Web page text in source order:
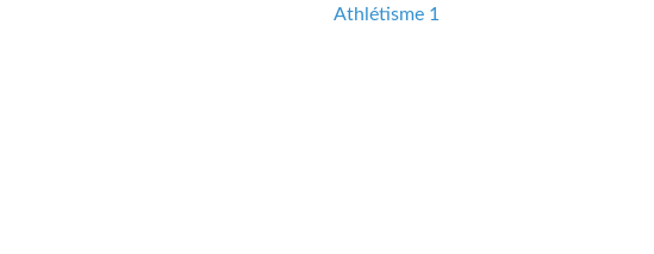
Athlétisme 1